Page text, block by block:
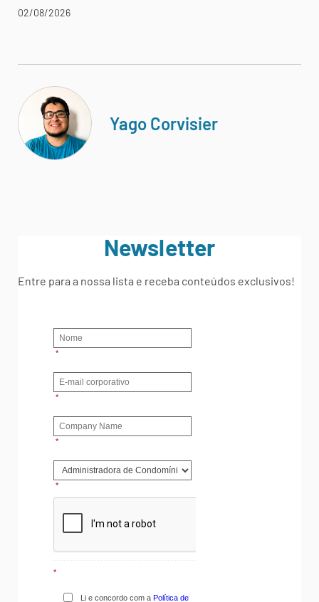
02/08/2026
Yago Corvisier
Newsletter
Entre para a nossa lista e receba conteúdos exclusivos!